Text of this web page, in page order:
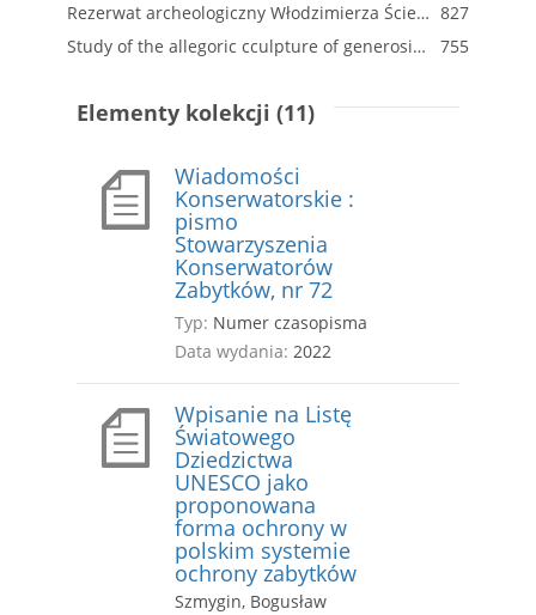
Rezerwat archeologiczny Włodzimierza Ściegiennego w Częstochowie-Rakowie – utracone dzieło polskiego modernizmu lat sześćdziesiątych 827
Study of the allegoric cculpture of generosity from the tombstone of Adam Hieronim Seniawski in the Castle Church of the Holy Trinity in Brzeżany
755
Elementy kolekcji (11)
Wiadomości
Konserwatorskie :
pismo
Stowarzyszenia
Konserwatorów
Zabytków, nr 72
Typ: Numer czasopisma
Data wydania: 2022
Wpisanie na Listę
Światowego
Dziedzictwa
UNESCO jako
proponowana
forma ochrony w
polskim systemie
ochrony zabytków
Szmygin, Bogusław